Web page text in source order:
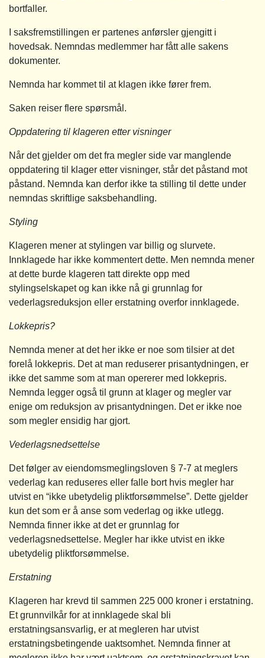
bortfaller.
I saksfremstillingen er partenes anførsler gjengitt i
hovedsak. Nemndas medlemmer har fått alle sakens
dokumenter.
Nemnda har kommet til at klagen ikke fører frem.
Saken reiser flere spørsmål.
Oppdatering til klageren etter visninger
Når det gjelder om det fra megler side var manglende
oppdatering til klager etter visninger, står det påstand mot
påstand. Nemnda kan derfor ikke ta stilling til dette under
nemndas skriftlige saksbehandling.
Styling
Klageren mener at stylingen var billig og slurvete.
Innklagede har ikke kommentert dette. Men nemnda mener
at dette burde klageren tatt direkte opp med
stylingselskapet og kan ikke nå gi grunnlag for
vederlagsreduksjon eller erstatning overfor innklagede.
Lokkepris?
Nemnda mener at det her ikke er noe som tilsier at det
forelå lokkepris. Det at man reduserer prisantydningen, er
ikke det samme som at man opererer med lokkepris.
Nemnda legger også til grunn at klager og megler var
enige om reduksjon av prisantydningen. Det er ikke noe
som megler ensidig har gjort.
Vederlagsnedsettelse
Det følger av eiendomsmeglingsloven § 7-7 at meglers
vederlag kan reduseres eller falle bort hvis megler har
utvist en “ikke ubetydelig pliktforsømmelse”. Dette gjelder
kun det som er å anse som vederlag og ikke utlegg.
Nemnda finner ikke at det er grunnlag for
vederlagsnedsettelse. Megler har ikke utvist en ikke
ubetydelig pliktforsømmelse.
Erstatning
Klageren har krevd til sammen 225 000 kroner i erstatning.
Et grunnvilkår for at innklagede skal bli
erstatningsansvarlig, er at megleren har utvist
erstatningsbetingende uaktsomhet. Nemnda finner at